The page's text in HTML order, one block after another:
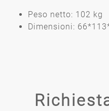
Peso netto: 102 kg
Dimensioni: